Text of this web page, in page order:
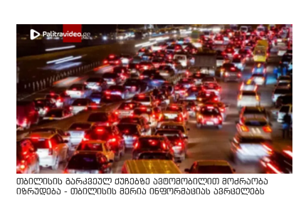
თბილისის გარკვეულ ქუჩებზე ავტომობილით მოძრაობა
იზრუდება - თბილისის მერია ინფორმაციას ავრცელებს